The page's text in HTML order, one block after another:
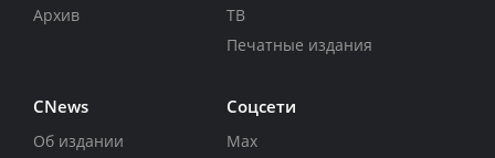
Архив
ТВ
Печатные издания
CNews
Об издании
Соцсети
Max